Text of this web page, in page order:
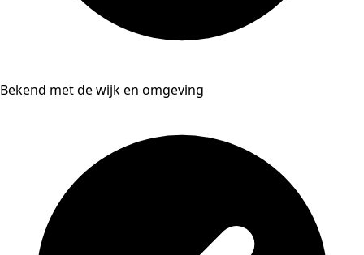
Bekend met de wijk en omgeving